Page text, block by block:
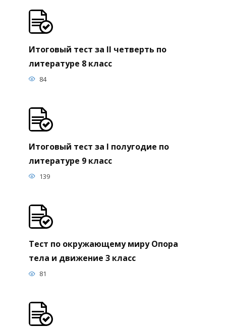
Итоговый тест за II четверть по
литературе 8 класс
84
Итоговый тест за I полугодие по
литературе 9 класс
139
Тест по окружающему миру Опора
тела и движение 3 класс
81